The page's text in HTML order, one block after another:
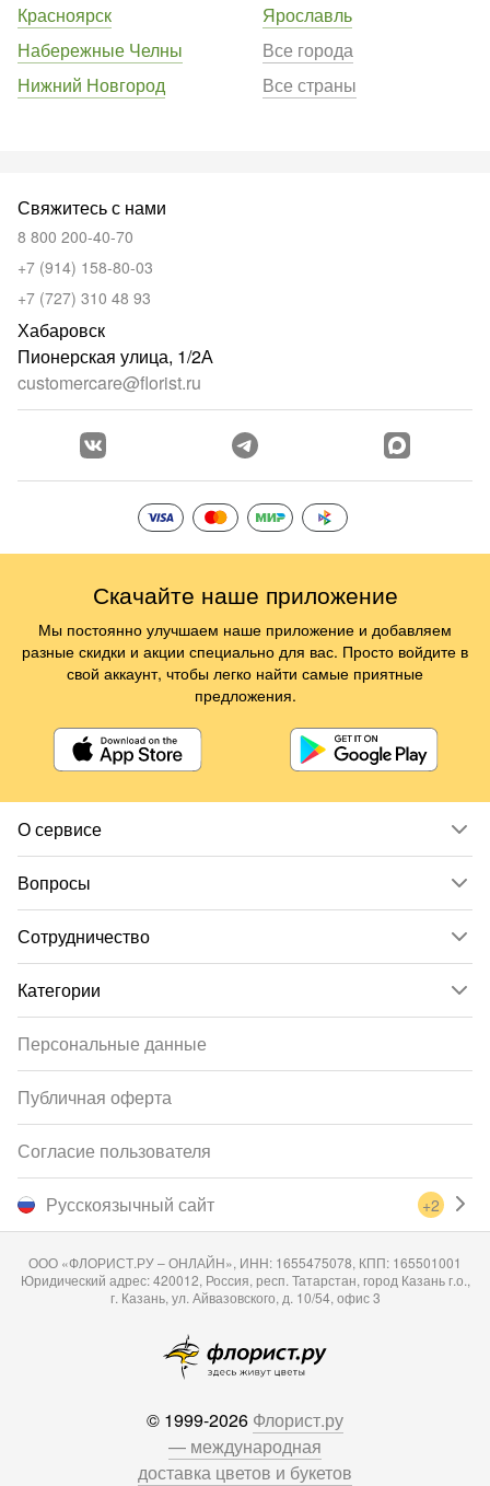
Красноярск
Набережные Челны
Нижний Новгород
Ярославль
Все города
Все страны
О сервисе
Вопросы
Сотрудничество
Категории
Свяжитесь с нами
8 800 200-40-70
+7 (914) 158-80-03
+7 (727) 310 48 93
Хабаровск
Пионерская улица, 1/2А
customercare@florist.ru
Русскоязычный сайт +2
Персональные данные
Публичная оферта
Согласие пользователя
ООО «ФЛОРИСТ.РУ – ОНЛАЙН», ИНН: 1655475078, КПП: 165501001
Юридический адрес: 420012, Россия, респ. Татарстан, город Казань г.о.,
г. Казань, ул. Айвазовского, д. 10/54, офис 3
© 1999-2026 Флорист.ру
— международная
доставка цветов и букетов
Скачайте наше приложение
Мы постоянно улучшаем наше приложение и добавляем
разные скидки и акции специально для вас. Просто войдите в
свой аккаунт, чтобы легко найти самые приятные
предложения.